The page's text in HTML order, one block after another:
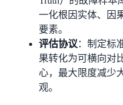
一化根因实体、因
要素。
评估协议 ：制定标
果转化为可横向对
心，最大限度减少
观。